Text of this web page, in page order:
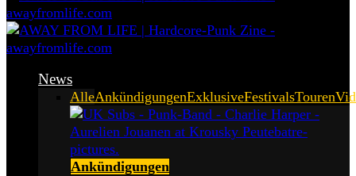
News
AlleAnkündigungenExklusiveFestivalsTouren
Ankündigungen